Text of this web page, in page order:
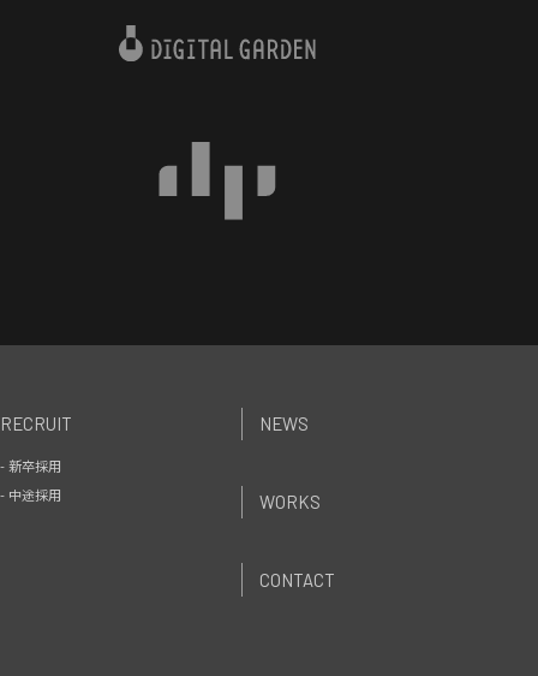
RECRUIT
- 新卒採用
- 中途採用
NEWS
WORKS
CONTACT